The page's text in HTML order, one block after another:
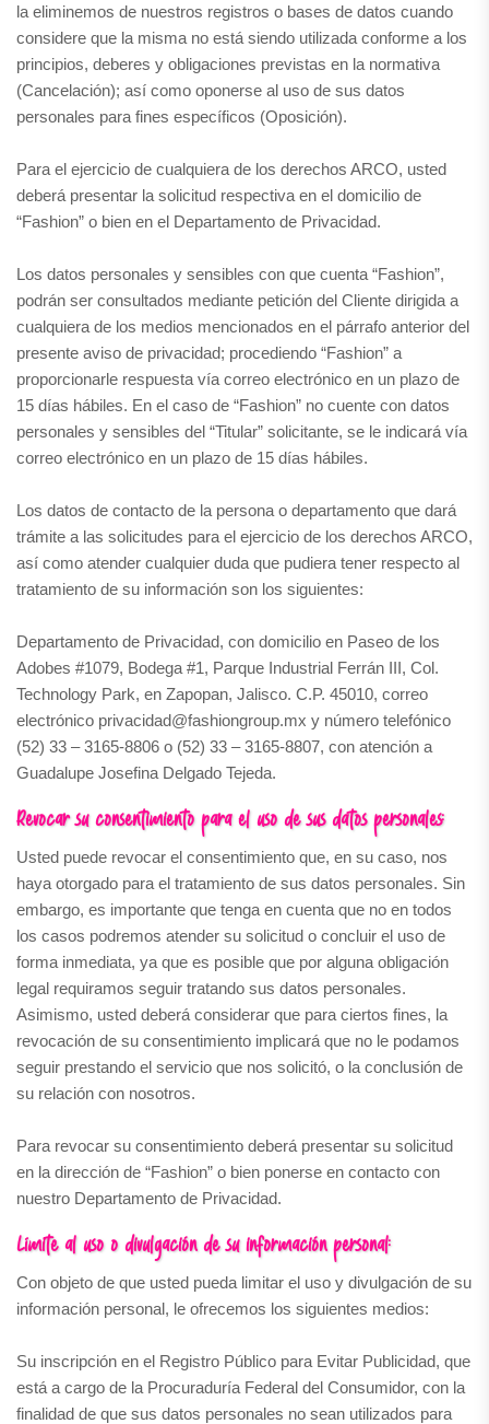
la eliminemos de nuestros registros o bases de datos cuando
considere que la misma no está siendo utilizada conforme a los
principios, deberes y obligaciones previstas en la normativa
(Cancelación); así como oponerse al uso de sus datos
personales para fines específicos (Oposición).
Para el ejercicio de cualquiera de los derechos ARCO, usted
deberá presentar la solicitud respectiva en el domicilio de
“Fashion” o bien en el Departamento de Privacidad.
Los datos personales y sensibles con que cuenta “Fashion”,
podrán ser consultados mediante petición del Cliente dirigida a
cualquiera de los medios mencionados en el párrafo anterior del
presente aviso de privacidad; procediendo “Fashion” a
proporcionarle respuesta vía correo electrónico en un plazo de
15 días hábiles. En el caso de “Fashion” no cuente con datos
personales y sensibles del “Titular” solicitante, se le indicará vía
correo electrónico en un plazo de 15 días hábiles.
Los datos de contacto de la persona o departamento que dará
trámite a las solicitudes para el ejercicio de los derechos ARCO,
así como atender cualquier duda que pudiera tener respecto al
tratamiento de su información son los siguientes:
Departamento de Privacidad, con domicilio en Paseo de los
Adobes #1079, Bodega #1, Parque Industrial Ferrán III, Col.
Technology Park, en Zapopan, Jalisco. C.P. 45010, correo
electrónico privacidad@fashiongroup.mx y número telefónico
(52) 33 – 3165-8806 o (52) 33 – 3165-8807, con atención a
Guadalupe Josefina Delgado Tejeda.
Revocar su consentimiento para el uso de sus datos personales:
Usted puede revocar el consentimiento que, en su caso, nos
haya otorgado para el tratamiento de sus datos personales. Sin
embargo, es importante que tenga en cuenta que no en todos
los casos podremos atender su solicitud o concluir el uso de
forma inmediata, ya que es posible que por alguna obligación
legal requiramos seguir tratando sus datos personales.
Asimismo, usted deberá considerar que para ciertos fines, la
revocación de su consentimiento implicará que no le podamos
seguir prestando el servicio que nos solicitó, o la conclusión de
su relación con nosotros.
Para revocar su consentimiento deberá presentar su solicitud
en la dirección de “Fashion” o bien ponerse en contacto con
nuestro Departamento de Privacidad.
Límite al uso o divulgación de su información personal:
Con objeto de que usted pueda limitar el uso y divulgación de su
información personal, le ofrecemos los siguientes medios:
Su inscripción en el Registro Público para Evitar Publicidad, que
está a cargo de la Procuraduría Federal del Consumidor, con la
finalidad de que sus datos personales no sean utilizados para